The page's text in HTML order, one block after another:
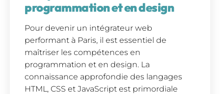
programmation et en design
Pour devenir un intégrateur web
performant à Paris, il est essentiel de
maîtriser les compétences en
programmation et en design. La
connaissance approfondie des langages
HTML, CSS et JavaScript est primordiale